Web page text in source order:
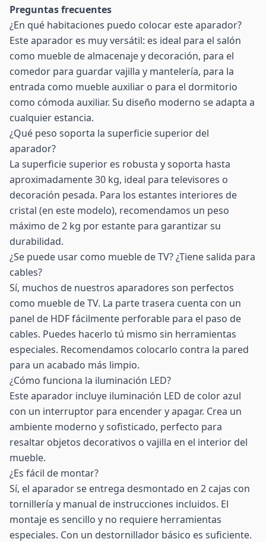
Preguntas frecuentes
¿En qué habitaciones puedo colocar este aparador?
Este aparador es muy versátil: es ideal para el salón
como mueble de almacenaje y decoración, para el
comedor para guardar vajilla y mantelería, para la
entrada como mueble auxiliar o para el dormitorio
como cómoda auxiliar. Su diseño moderno se adapta a
cualquier estancia.
¿Qué peso soporta la superficie superior del
aparador?
La superficie superior es robusta y soporta hasta
aproximadamente 30 kg, ideal para televisores o
decoración pesada. Para los estantes interiores de
cristal (en este modelo), recomendamos un peso
máximo de 2 kg por estante para garantizar su
durabilidad.
¿Se puede usar como mueble de TV? ¿Tiene salida para
cables?
Sí, muchos de nuestros aparadores son perfectos
como mueble de TV. La parte trasera cuenta con un
panel de HDF fácilmente perforable para el paso de
cables. Puedes hacerlo tú mismo sin herramientas
especiales. Recomendamos colocarlo contra la pared
para un acabado más limpio.
¿Cómo funciona la iluminación LED?
Este aparador incluye iluminación LED de color azul
con un interruptor para encender y apagar. Crea un
ambiente moderno y sofisticado, perfecto para
resaltar objetos decorativos o vajilla en el interior del
mueble.
¿Es fácil de montar?
Sí, el aparador se entrega desmontado en 2 cajas con
tornillería y manual de instrucciones incluidos. El
montaje es sencillo y no requiere herramientas
especiales. Con un destornillador básico es suficiente.